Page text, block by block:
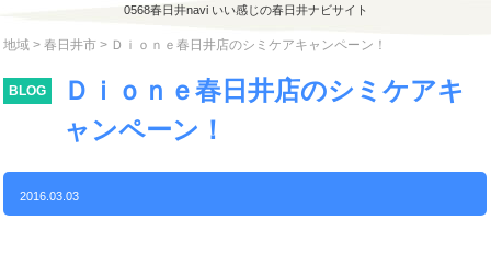
0568春日井naviいい感じの春日井ナビサイト
地域 > 春日井市 > Ｄｉｏｎｅ春日井店のシミケアキャンペーン！
Ｄｉｏｎｅ春日井店のシミケアキ
ャンペーン！
BLOG
2016.03.03